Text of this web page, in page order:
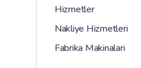
Hizmetler
Nakliye Hizmetleri
Fabrika Makinalari